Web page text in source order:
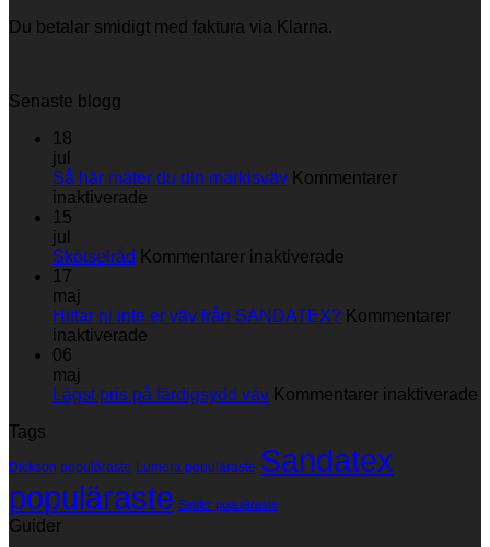
Du betalar smidigt med faktura via Klarna.
Senaste blogg
18
jul
Så här mäter du din markisväv Kommentarer
inaktiverade
mäter
markisväv
15
jul
Skötselråd Kommentarer inaktiverade
17
maj
Hittar ni inte er väv från SANDATEX? Kommentarer
inaktiverade
inte
SANDATEX?
06
maj
Lägst pris på färdigsydd väv Kommentarer inaktiverade
Tags
Dickson populäraste Lumera populäraste Sandatex
populäraste Sattler populäraste
Guider